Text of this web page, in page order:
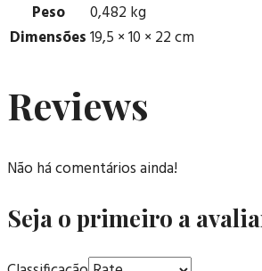
Peso
0,482 kg
Dimensões19,5 × 10 × 22 cm
Reviews
Não há comentários ainda!
Seja o primeiro a